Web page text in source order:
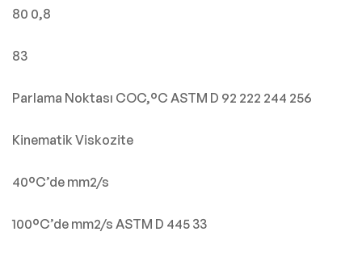
80 0,8
83
Parlama Noktası COC,°C ASTM D 92 222 244 256
Kinematik Viskozite
40°C’de mm2/s
100°C’de mm2/s ASTM D 445 33